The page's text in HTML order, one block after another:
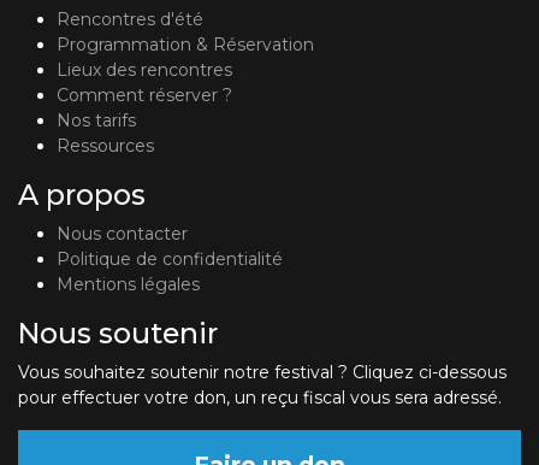
Rencontres d'été
Programmation & Réservation
Lieux des rencontres
Comment réserver ?
Nos tarifs
Ressources
A propos
Nous contacter
Politique de confidentialité
Mentions légales
Nous soutenir
Vous souhaitez soutenir notre festival ? Cliquez ci-dessous
pour effectuer votre don, un reçu fiscal vous sera adressé.